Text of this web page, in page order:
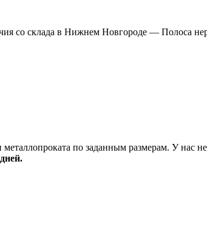
со склада в Нижнем Новгороде — Полоса
по заданным размерам. У нас